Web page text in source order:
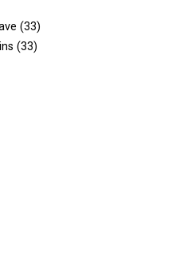
(33)
(33)